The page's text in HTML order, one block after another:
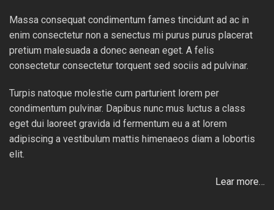
Massa consequat condimentum fames tincidunt ad ac in
enim consectetur non a senectus mi purus purus placerat
pretium malesuada a donec aenean eget. A felis
consectetur consectetur torquent sed sociis ad pulvinar.
Turpis natoque molestie cum parturient lorem per
condimentum pulvinar. Dapibus nunc mus luctus a class
eget dui laoreet gravida id fermentum eu a at lorem
adipiscing a vestibulum mattis himenaeos diam a lobortis
elit.
Lear more…